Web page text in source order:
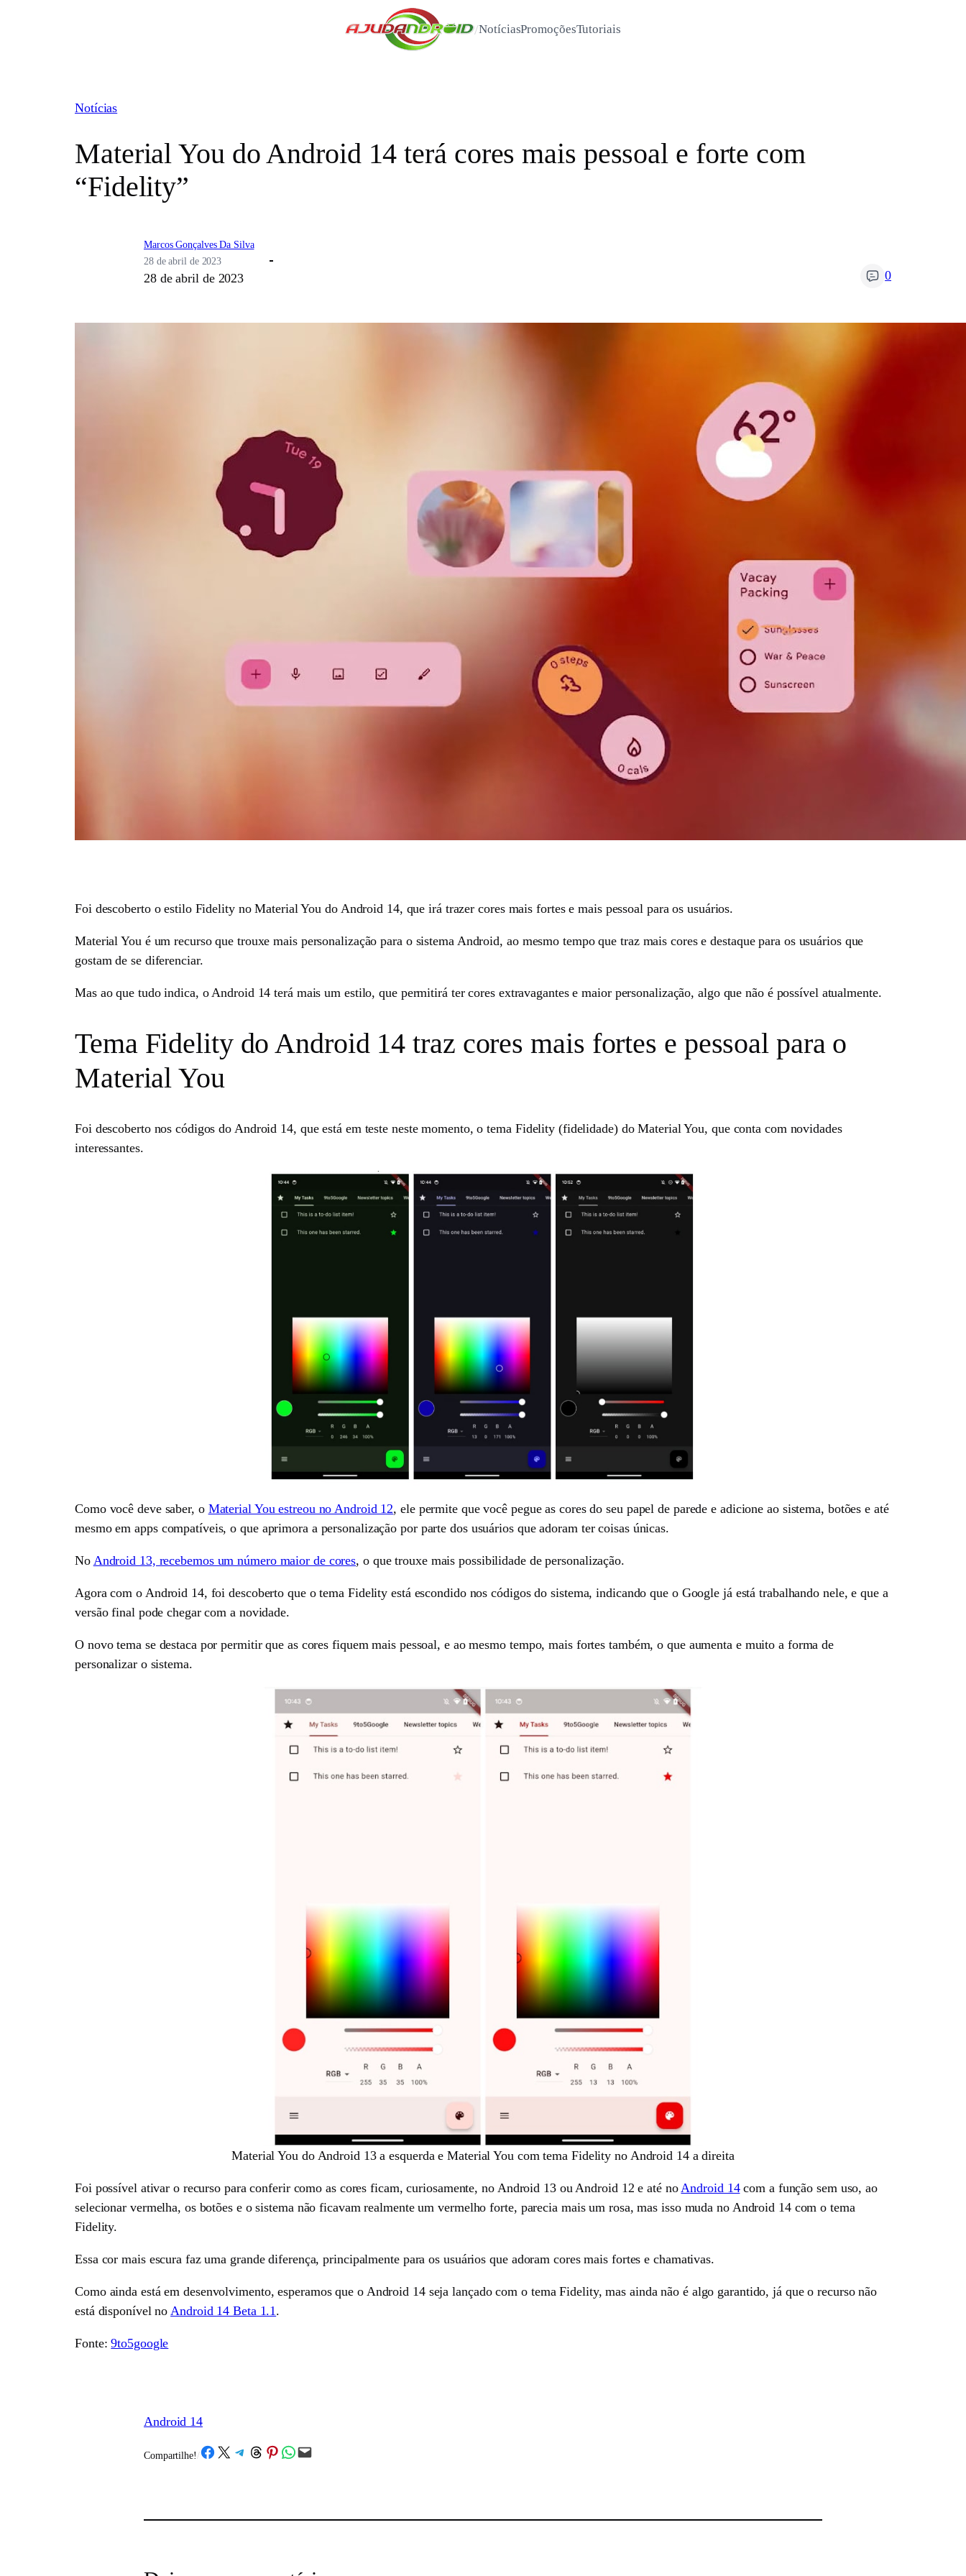
/NotíciasPromoçõesTutoriais
Notícias
Material You do Android 14 terá cores mais pessoal e forte com
“Fidelity”
Marcos Gonçalves Da Silva
28 de abril de 2023
28 de abril de 2023 0
Foi descoberto o estilo Fidelity no Material You do Android 14, que irá trazer cores mais fortes e mais pessoal para os usuários.
Material You é um recurso que trouxe mais personalização para o sistema Android, ao mesmo tempo que traz mais cores e destaque para os usuários que
gostam de se diferenciar.
Mas ao que tudo indica, o Android 14 terá mais um estilo, que permitirá ter cores extravagantes e maior personalização, algo que não é possível atualmente.
Tema Fidelity do Android 14 traz cores mais fortes e pessoal para o
Material You
Foi descoberto nos códigos do Android 14, que está em teste neste momento, o tema Fidelity (fidelidade) do Material You, que conta com novidades
interessantes.
Como você deve saber, o Material You estreou no Android 12, ele permite que você pegue as cores do seu papel de parede e adicione ao sistema, botões e até
mesmo em apps compatíveis, o que aprimora a personalização por parte dos usuários que adoram ter coisas únicas.
No Android 13, recebemos um número maior de cores, o que trouxe mais possibilidade de personalização.
Agora com o Android 14, foi descoberto que o tema Fidelity está escondido nos códigos do sistema, indicando que o Google já está trabalhando nele, e que a
versão final pode chegar com a novidade.
O novo tema se destaca por permitir que as cores fiquem mais pessoal, e ao mesmo tempo, mais fortes também, o que aumenta e muito a forma de
personalizar o sistema.
Material You do Android 13 a esquerda e Material You com tema Fidelity no Android 14 a direita
Foi possível ativar o recurso para conferir como as cores ficam, curiosamente, no Android 13 ou Android 12 e até no Android 14com a função sem uso, ao
selecionar vermelha, os botões e o sistema não ficavam realmente um vermelho forte, parecia mais um rosa, mas isso muda no Android 14 com o tema
Fidelity.
Essa cor mais escura faz uma grande diferença, principalmente para os usuários que adoram cores mais fortes e chamativas.
Como ainda está em desenvolvimento, esperamos que o Android 14 seja lançado com o tema Fidelity, mas ainda não é algo garantido, já que o recurso não
está disponível no Android 14 Beta 1.1 .
Fonte:9to5google
Android 14
Compartilhe!/Share on Facebook
Share on X Share on Telegram
Share on Threads
Share on Pinterest
Share on WhatsApp
Email this Page